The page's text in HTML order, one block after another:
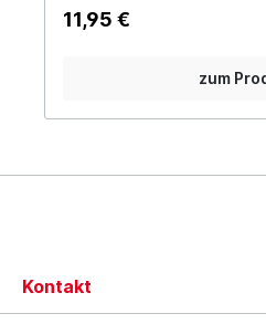
11,95 €
zum
Kontakt